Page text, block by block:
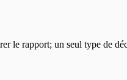
le rapport; un seul type de